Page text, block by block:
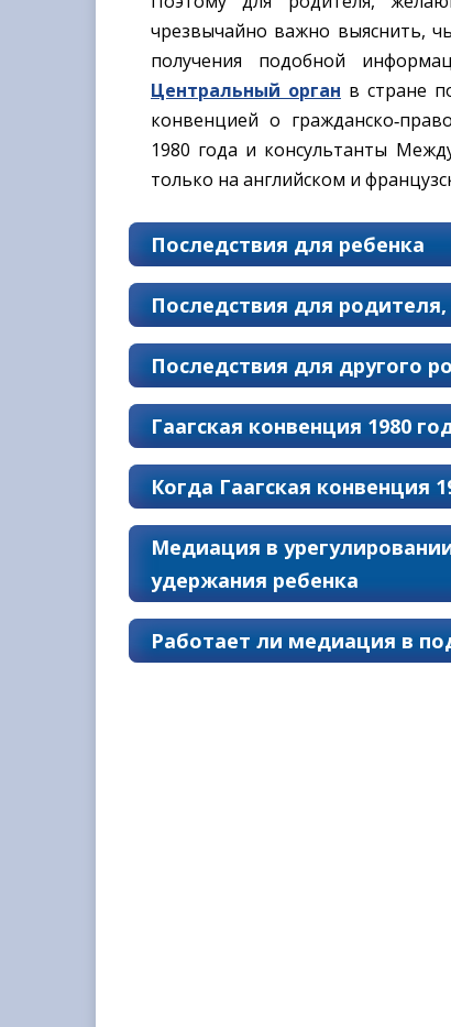
чрезвычайно важно выяснить,
получения подобной
Центральный орган в стране
конвенцией о
1980 года и консультанты
только на английском и
Последствия для ребенка
Последствия для
Последствия для другого
Гаагская конвенция 1980
Когда Гаагская конвенция
Медиация в
удержания ребенка
Работает ли медиация в